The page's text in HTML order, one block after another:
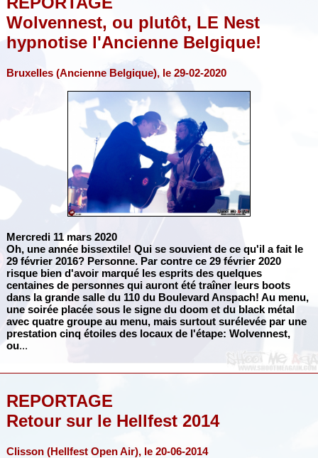
Wolvennest, ou plutôt, LE Nest
hypnotise l'Ancienne Belgique!
Bruxelles (Ancienne Belgique), le 29-02-2020
Mercredi 11 mars 2020
Oh, une année bissextile! Qui se souvient de ce qu'il a fait le
29 février 2016? Personne. Par contre ce 29 février 2020
risque bien d'avoir marqué les esprits des quelques
centaines de personnes qui auront été traîner leurs boots
dans la grande salle du 110 du Boulevard Anspach! Au menu,
une soirée placée sous le signe du doom et du black métal
avec quatre groupe au menu, mais surtout surélevée par une
prestation cinq étoiles des locaux de l'étape: Wolvennest,
ou...
REPORTAGE
Retour sur le Hellfest 2014
Clisson (Hellfest Open Air), le 20-06-2014